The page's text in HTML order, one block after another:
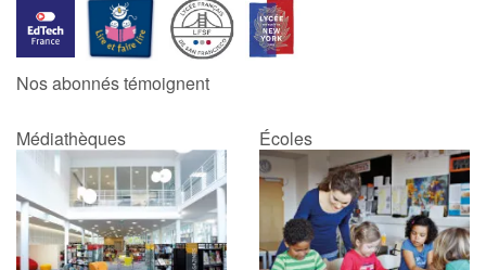
Nos abonnés témoignent
Médiathèques Écoles